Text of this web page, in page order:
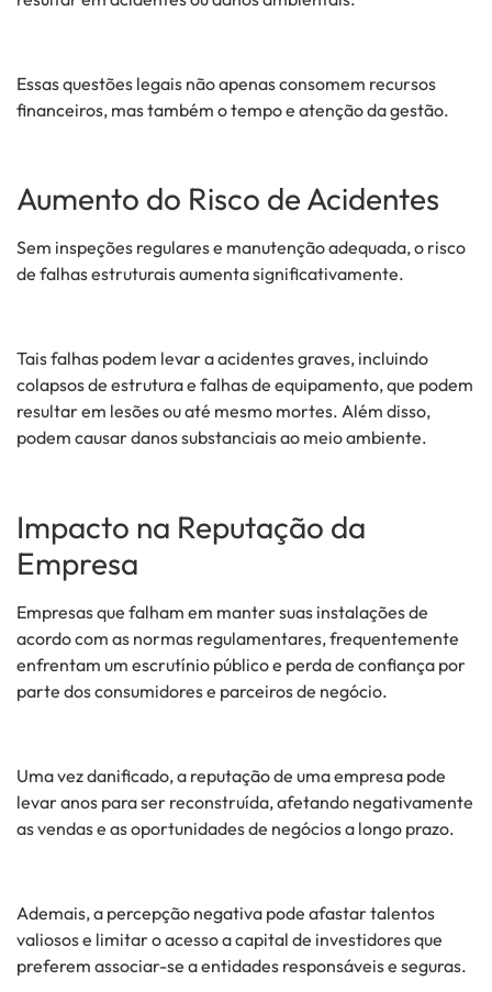
Essas questões legais não apenas consomem recursos
financeiros, mas também o tempo e atenção da gestão.
Aumento do Risco de Acidentes
Sem inspeções regulares e manutenção adequada, o risco
de falhas estruturais aumenta significativamente.
Tais falhas podem levar a acidentes graves, incluindo
colapsos de estrutura e falhas de equipamento, que podem
resultar em lesões ou até mesmo mortes. Além disso,
podem causar danos substanciais ao meio ambiente.
Impacto na Reputação da
Empresa
Empresas que falham em manter suas instalações de
acordo com as normas regulamentares, frequentemente
enfrentam um escrutínio público e perda de confiança por
parte dos consumidores e parceiros de negócio.
Uma vez danificado, a reputação de uma empresa pode
levar anos para ser reconstruída, afetando negativamente
as vendas e as oportunidades de negócios a longo prazo.
Ademais, a percepção negativa pode afastar talentos
valiosos e limitar o acesso a capital de investidores que
preferem associar-se a entidades responsáveis e seguras.